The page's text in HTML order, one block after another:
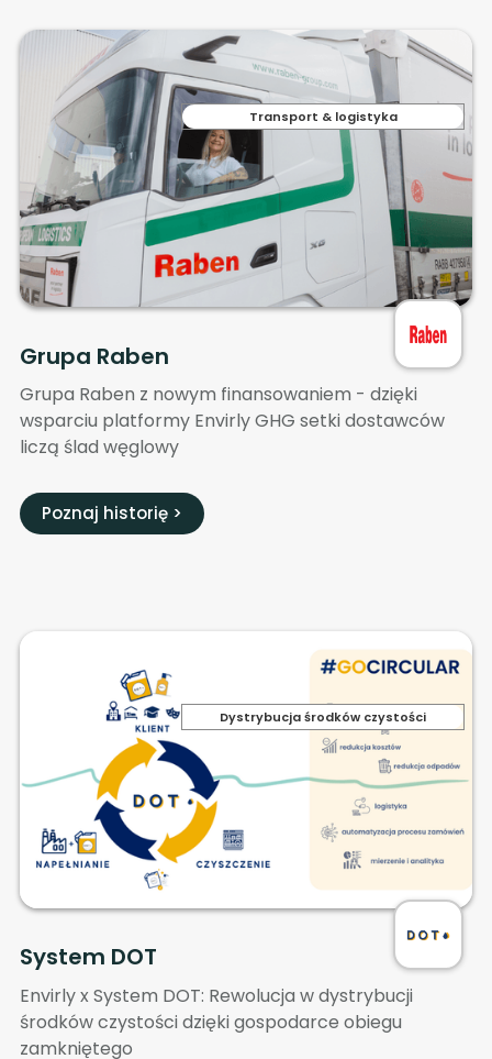
Transport & logistyka
Grupa Raben
Grupa Raben z nowym finansowaniem - dzięki
wsparciu platformy Envirly GHG setki dostawców
liczą ślad węglowy
Poznaj historię >
Dystrybucja środków czystości
System DOT
Envirly x System DOT: Rewolucja w dystrybucji
środków czystości dzięki gospodarce obiegu
zamkniętego